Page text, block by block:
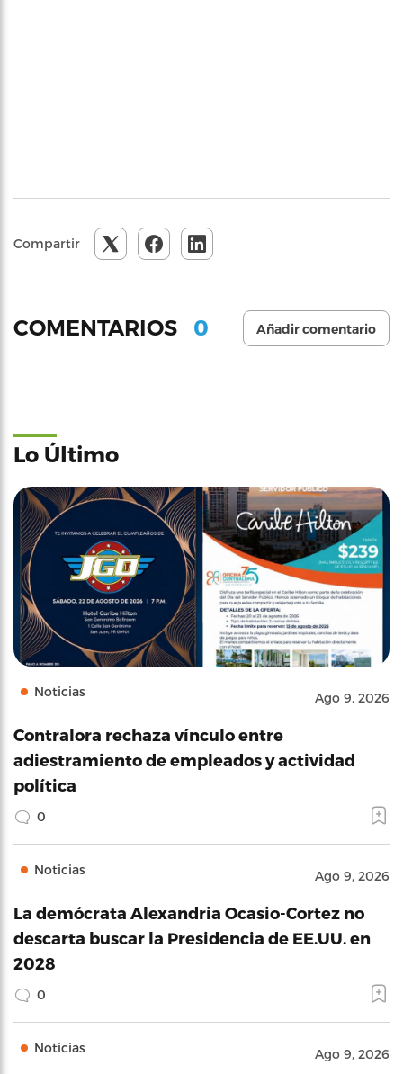
Compartir
COMENTARIOS 0 Añadir comentario
Lo Último
Noticias Ago 9, 2026
Contralora rechaza vínculo entre
adiestramiento de empleados y actividad
política
0
Noticias Ago 9, 2026
La demócrata Alexandria Ocasio-Cortez no
descarta buscar la Presidencia de EE.UU. en
2028
0
Noticias Ago 9, 2026